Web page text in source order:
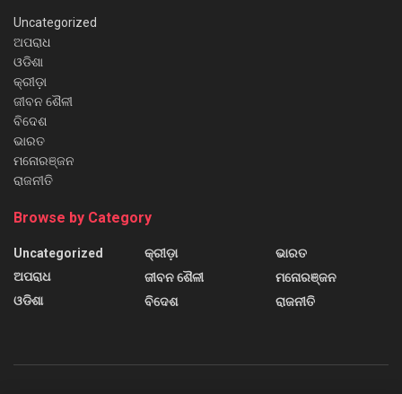
Uncategorized
ଅପରାଧ
ଓଡିଶା
କ୍ରୀଡ଼ା
ଜୀବନ ଶୈଳୀ
ବିଦେଶ
ଭାରତ
ମନୋରଞ୍ଜନ
ରାଜନୀତି
Browse by Category
Uncategorized
ଅପରାଧ
ଓଡିଶା
କ୍ରୀଡ଼ା
ଜୀବନ ଶୈଳୀ
ବିଦେଶ
ଭାରତ
ମନୋରଞ୍ଜନ
ରାଜନୀତି